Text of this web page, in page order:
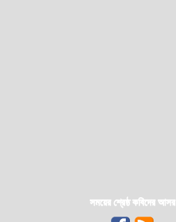
সময়ের শ্রেষ্ঠ কবিদের আসর